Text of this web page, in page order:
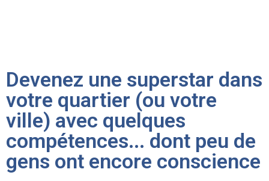
Devenez une superstar dans
votre quartier (ou votre
ville) avec quelques
compétences... dont peu de
gens ont encore conscience